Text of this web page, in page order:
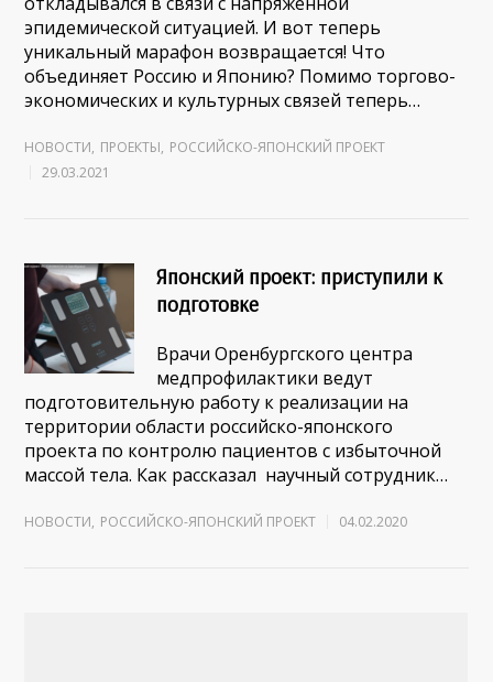
эпидемической ситуацией. И вот теперь
уникальный марафон возвращается! Что
объединяет Россию и Японию? Помимо торгово-
экономических и культурных связей теперь…
НОВОСТИ, ПРОЕКТЫ, РОССИЙСКО-ЯПОНСКИЙ ПРОЕКТ
29.03.2021
Японский проект: приступили к
подготовке
Врачи Оренбургского центра
медпрофилактики ведут
подготовительную работу к реализации на
территории области российско-японского
проекта по контролю пациентов с избыточной
массой тела. Как рассказал научный сотрудник…
НОВОСТИ, РОССИЙСКО-ЯПОНСКИЙ ПРОЕКТ 04.02.2020